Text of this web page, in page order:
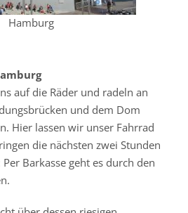
Hamburg
auf die Räder und radeln an
und dem Dom
Hier lassen wir unser Fahrrad
die nächsten zwei Stunden
Barkasse geht es durch den